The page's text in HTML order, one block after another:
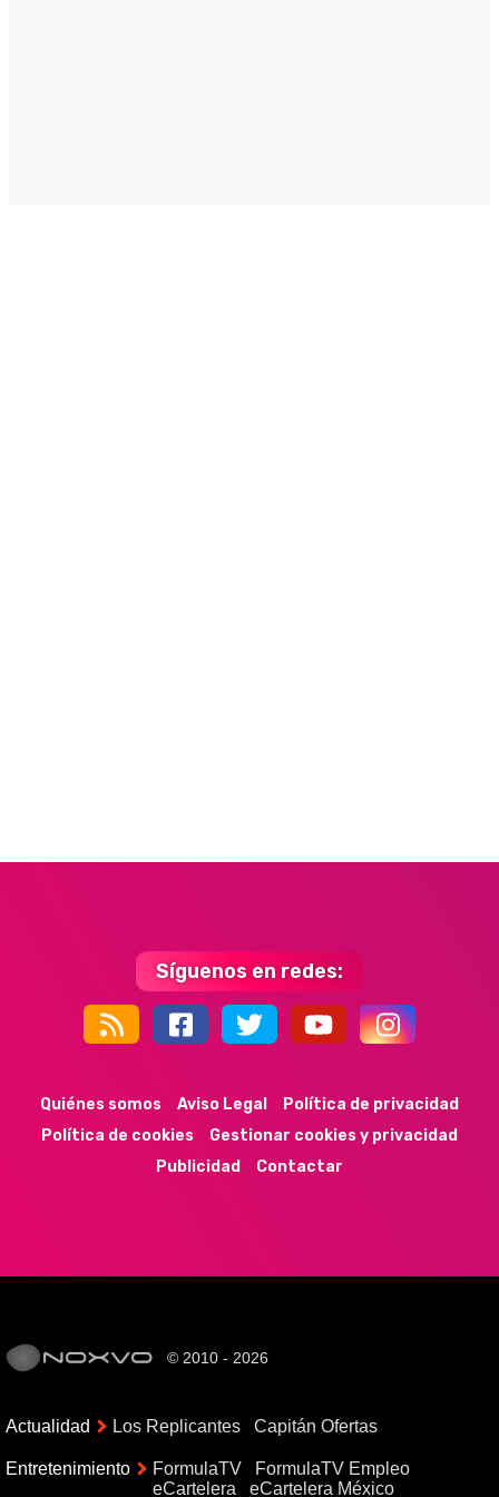
Síguenos en redes:
Quiénes somos Aviso Legal
Política de privacidad
Política de cookies
Gestionar cookies y privacidad
Publicidad
Contactar
© 2010 - 2026
Actualidad Los Replicantes Capitán Ofertas
Entretenimiento FormulaTV
FormulaTV Empleo
eCartelera
eCartelera México